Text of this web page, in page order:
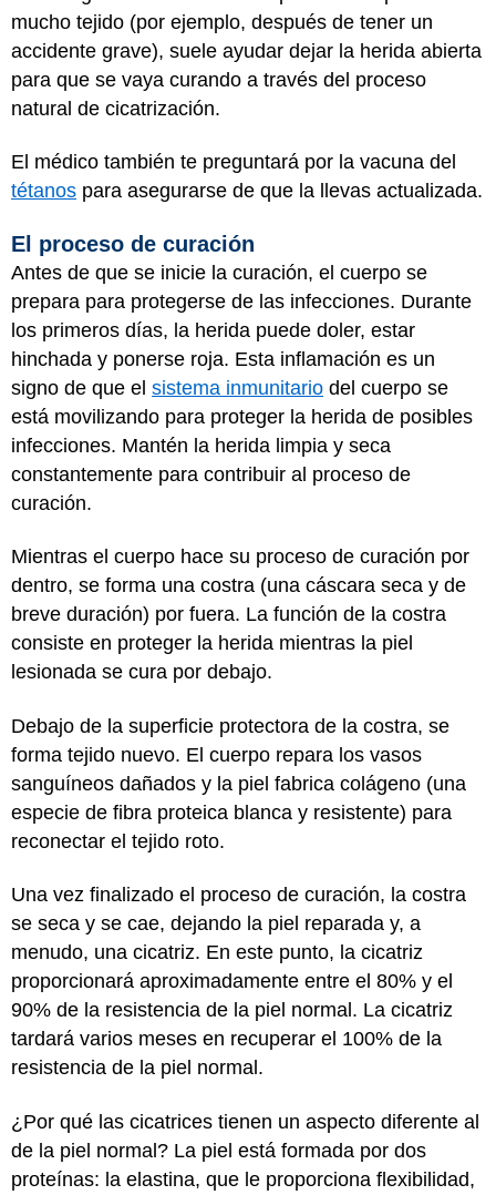
mucho tejido (por ejemplo, después de tener un
accidente grave), suele ayudar dejar la herida abierta
para que se vaya curando a través del proceso
natural de cicatrización.
El médico también te preguntará por la vacuna del
tétanos para asegurarse de que la llevas actualizada.
El proceso de curación
Antes de que se inicie la curación, el cuerpo se
prepara para protegerse de las infecciones. Durante
los primeros días, la herida puede doler, estar
hinchada y ponerse roja. Esta inflamación es un
signo de que el sistema inmunitario del cuerpo se
está movilizando para proteger la herida de posibles
infecciones. Mantén la herida limpia y seca
constantemente para contribuir al proceso de
curación.
Mientras el cuerpo hace su proceso de curación por
dentro, se forma una costra (una cáscara seca y de
breve duración) por fuera. La función de la costra
consiste en proteger la herida mientras la piel
lesionada se cura por debajo.
Debajo de la superficie protectora de la costra, se
forma tejido nuevo. El cuerpo repara los vasos
sanguíneos dañados y la piel fabrica colágeno (una
especie de fibra proteica blanca y resistente) para
reconectar el tejido roto.
Una vez finalizado el proceso de curación, la costra
se seca y se cae, dejando la piel reparada y, a
menudo, una cicatriz. En este punto, la cicatriz
proporcionará aproximadamente entre el 80% y el
90% de la resistencia de la piel normal. La cicatriz
tardará varios meses en recuperar el 100% de la
resistencia de la piel normal.
¿Por qué las cicatrices tienen un aspecto diferente al
de la piel normal? La piel está formada por dos
proteínas: la elastina, que le proporciona flexibilidad,